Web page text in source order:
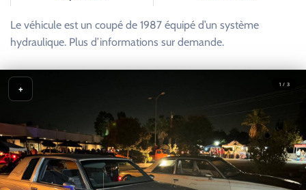
Le véhicule est un coupé de 1987 équipé d’un système
hydraulique. Plus d’informations sur demande.
1 / 3
+